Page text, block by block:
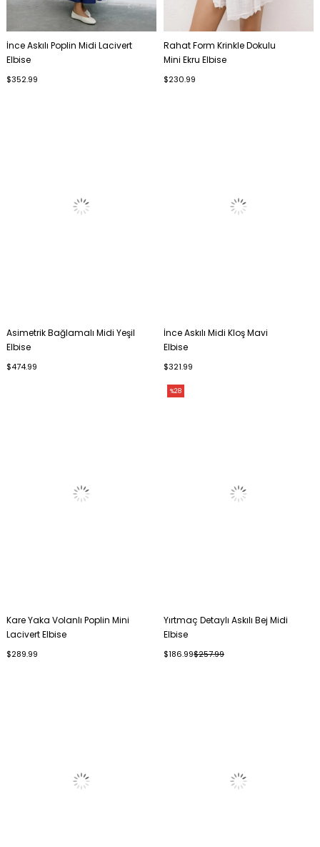
İnce Askılı Poplin Midi Lacivert
Elbise
$352.99
Rahat Form Krinkle Dokulu
Mini Ekru Elbise
$230.99
Asimetrik Bağlamalı Midi Yeşil
Elbise
$474.99
İnce Askılı Midi Kloş Mavi
Elbise
$321.99
Kare Yaka Volanlı Poplin Mini
Lacivert Elbise
$289.99
Yırtmaç Detaylı Askılı Bej Midi
Elbise
$186.99$257.99
%28